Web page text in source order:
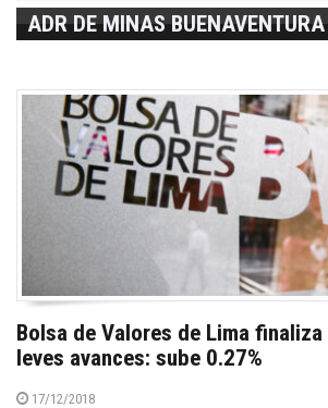
ADR DE MINAS
Bolsa de Valores de Lima
leves avances: sube 0.27%
17/12/2018